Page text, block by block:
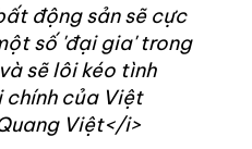
động sản sẽ cực
số 'đại gia' trong
sẽ lôi kéo tình
của Việt
Việt</i>